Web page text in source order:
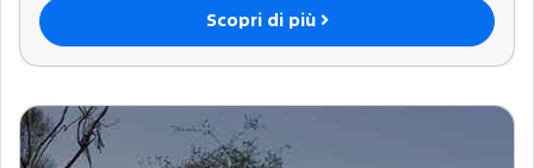
Scopri di più